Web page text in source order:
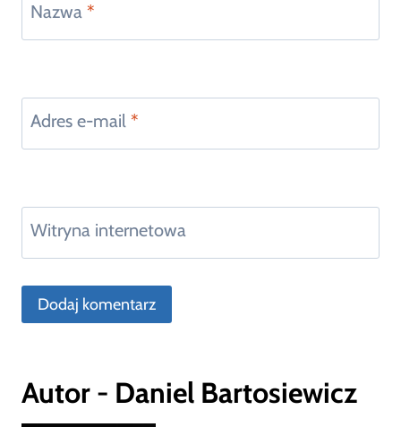
Nazwa *
Adres e-mail *
Witryna internetowa
Autor - Daniel Bartosiewicz